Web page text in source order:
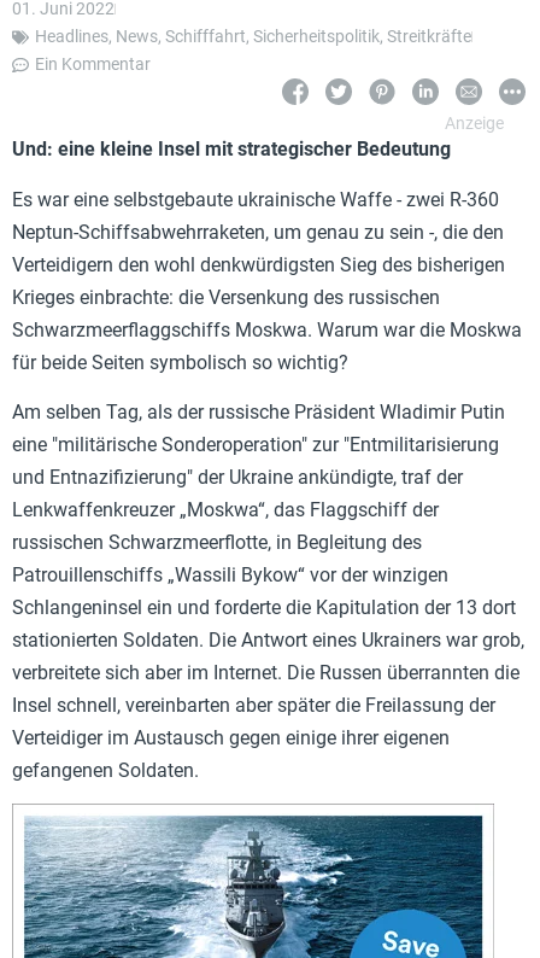
01. Juni 2022
Headlines, News, Schifffahrt, Sicherheitspolitik, Streitkräfte
Ein Kommentar
Und: eine kleine Insel mit strategischer Bedeutung
Es war eine selbstgebaute ukrainische Waffe - zwei R-360
Neptun-Schiffsabwehrraketen, um genau zu sein -, die den
Verteidigern den wohl denkwürdigsten Sieg des bisherigen
Krieges einbrachte: die Versenkung des russischen
Schwarzmeerflaggschiffs Moskwa. Warum war die Moskwa
für beide Seiten symbolisch so wichtig?
Am selben Tag, als der russische Präsident Wladimir Putin
eine "militärische Sonderoperation" zur "Entmilitarisierung
und Entnazifizierung" der Ukraine ankündigte, traf der
Lenkwaffenkreuzer „Moskwa“, das Flaggschiff der
russischen Schwarzmeerflotte, in Begleitung des
Patrouillenschiffs „Wassili Bykow“ vor der winzigen
Schlangeninsel ein und forderte die Kapitulation der 13 dort
stationierten Soldaten. Die Antwort eines Ukrainers war grob,
verbreitete sich aber im Internet. Die Russen überrannten die
Insel schnell, vereinbarten aber später die Freilassung der
Verteidiger im Austausch gegen einige ihrer eigenen
gefangenen Soldaten.